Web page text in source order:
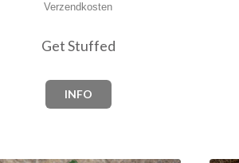
Verzendkosten
Get Stuffed
INFO